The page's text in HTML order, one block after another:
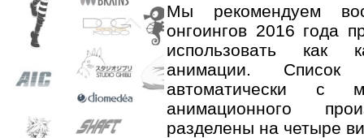
Мы рекомендуем
онгоингов 2016 года
использовать как
анимации. Список
автоматически с
анимационного
разделены на четыре